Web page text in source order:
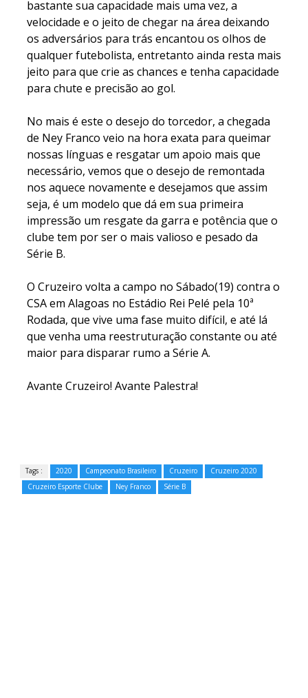
bastante sua capacidade mais uma vez, a
velocidade e o jeito de chegar na área deixando
os adversários para trás encantou os olhos de
qualquer futebolista, entretanto ainda resta mais
jeito para que crie as chances e tenha capacidade
para chute e precisão ao gol.
No mais é este o desejo do torcedor, a chegada
de Ney Franco veio na hora exata para queimar
nossas línguas e resgatar um apoio mais que
necessário, vemos que o desejo de remontada
nos aquece novamente e desejamos que assim
seja, é um modelo que dá em sua primeira
impressão um resgate da garra e potência que o
clube tem por ser o mais valioso e pesado da
Série B.
O Cruzeiro volta a campo no Sábado(19) contra o
CSA em Alagoas no Estádio Rei Pelé pela 10ª
Rodada, que vive uma fase muito difícil, e até lá
que venha uma reestruturação constante ou até
maior para disparar rumo a Série A.
Avante Cruzeiro! Avante Palestra!
Tags : 2020 Campeonato Brasileiro Cruzeiro
Cruzeiro 2020
Cruzeiro Esporte Clube
Ney Franco Série B